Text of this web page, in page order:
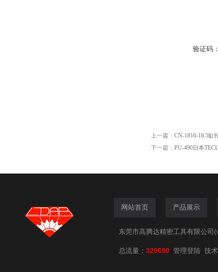
验证码
上一篇： CN-1810-18.5缸
下一篇： PU-490日本
网站首页 产品展示
东莞市高腾达精密工具有限公司
总流量： 329690 管理登陆 技